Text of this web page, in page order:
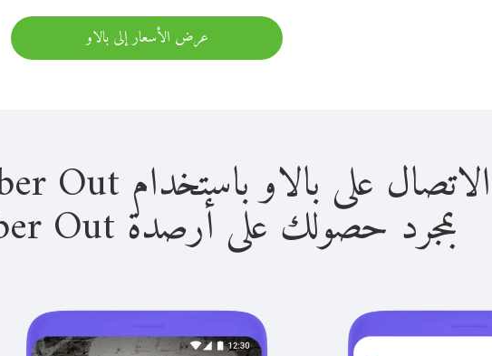
عرض الأسعار إلى بالاو
الاتصال على بالاو باستخدام Viber Out سهل للغاية.
بمجرد حصولك على أرصدة Viber Out، يمكنك: